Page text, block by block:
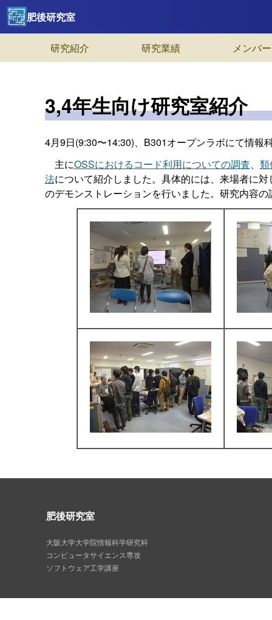
肥後研究室
研究紹介 研究業績 メンバー
3,4年生向け研究室紹介
4月9日(9:30〜14:30)、B301オープンラボにて情報
主にOSSにおけるコード利用についての調査、 類
法について紹介しました。具体的には、来場者に
のデモンストレーションを行いました。研究内容
肥後研究室
大阪大学大学院情報科学研究科
コンピュータサイエンス専攻
ソフトウェア工学講座